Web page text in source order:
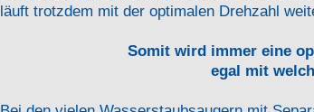
läuft trotzdem mit der optimalen Drehzahl
Somit wird immer eine
egal mit